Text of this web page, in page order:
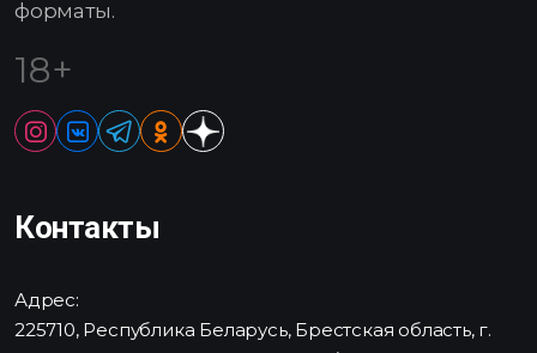
форматы.
18+
Контакты
Адрес:
225710, Республика Беларусь, Брестская область, г.